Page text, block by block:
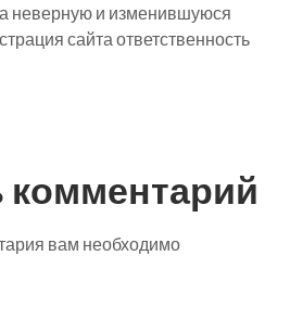
неверную и изменившуюся
сайта ответственность
вам необходимо